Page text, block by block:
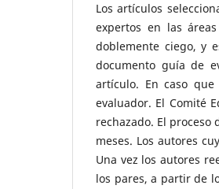
Los artículos
expertos en las
doblemente ciego, y
documento guía de
artículo. En caso
evaluador. El Comité
rechazado. El
meses. Los autores
Una vez los autores
los pares, a partir de